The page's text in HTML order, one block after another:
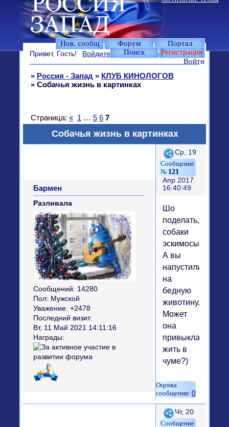
Нов. сообщ Форум
Портал
Поиск
Регистрация
Войти
Привет, Гость! Войдите илизарегистрируйтесь.
» Россия - Запад » КЛУБ КИНОЛОГОВ
» Собачья жизнь в картинках
Собачья жизнь в картинках
Страница: « 1 … 5 6 7
Поделиться
121
Ср, 19
Апр 2017
16:40:49
Бармен
Разливала
Сообщений: 14280
Пол: Мужской
Уважение: +2478
Последний визит:
Вт, 11 Май 2021 14:11:16
Награды:
Шо
поделать,
собаки
эскимосы)
А вы
напустились
на
бедную
животину.
Может
она
привыкла
жить в
чуме?)
0
Поделиться
Чт, 20